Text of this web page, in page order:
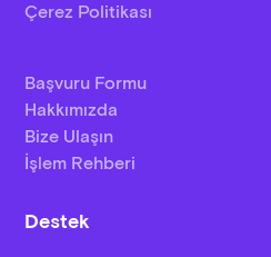
Çerez Politikası
Başvuru Formu
Hakkımızda
Bize Ulaşın
İşlem Rehberi
Destek